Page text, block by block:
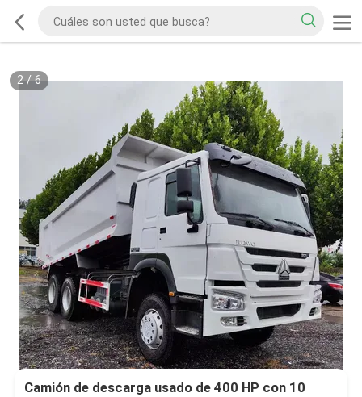
2/6
Camión de descarga usado de 400 HP con 10